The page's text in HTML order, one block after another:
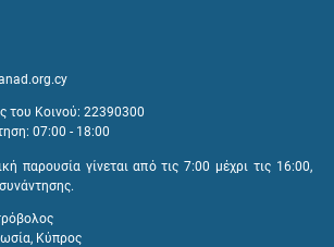
του Κοινού: 22390300
07:00 - 18:00
παρουσία γίνεται από τις 7:00 μέχρι τις 16:00,
Κύπρος